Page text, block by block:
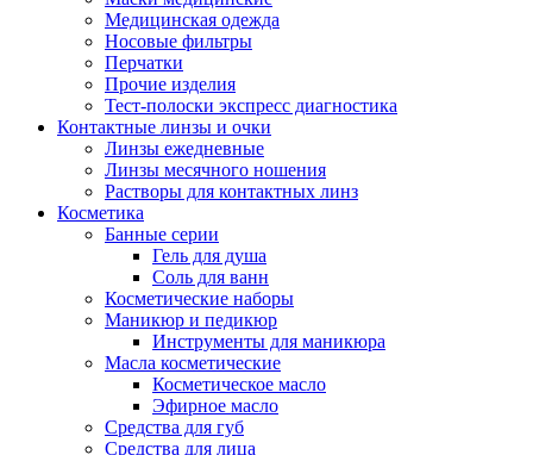
Медицинская одежда
Носовые фильтры
Перчатки
Прочие изделия
Тест-полоски экспресс диагностика
Контактные линзы и очки
Линзы ежедневные
Линзы месячного ношения
Растворы для контактных линз
Косметика
Банные серии
Гель для душа
Соль для ванн
Косметические наборы
Маникюр и педикюр
Инструменты для маникюра
Масла косметические
Косметическое масло
Эфирное масло
Средства для губ
Средства для лица